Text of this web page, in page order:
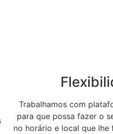
Trabalhamos com
para que possa fazer o
no horário e local que lhe